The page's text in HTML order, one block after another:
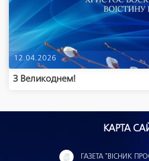
12.04.2026
З Великоднем!
КАРТА
ГАЗЕТА "ВІСНИК